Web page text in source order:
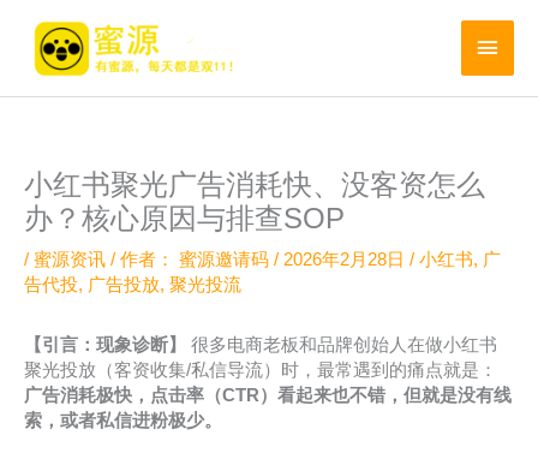
主
菜
小红书聚光广告消耗快、没客资怎么
办？核心原因与排查SOP
/ 蜜源资讯 / 作者： 蜜源邀请码 / 2026年2月28日 / 小红书, 广
告代投, 广告投放, 聚光投流
【引言：现象诊断】
很多电商老板和品牌创始人在做小红书
聚光投放（客资收集/私信导流）时，最常遇到的痛点就是：
广告消耗极快，点击率（CTR）看起来也不错，但就是没有线
索，或者私信进粉极少。